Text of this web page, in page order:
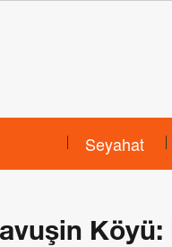
Seyahat
Köyü: